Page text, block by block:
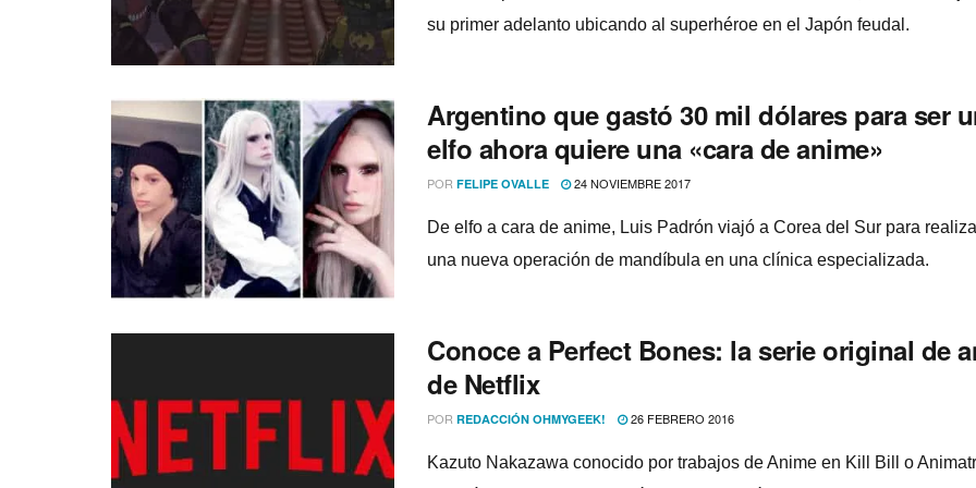
su primer adelanto ubicando al superhéroe en el Japón feudal.
Argentino que gastó 30 mil dólares para ser
elfo ahora quiere una «cara de anime»
POR FELIPE OVALLE 24 NOVIEMBRE 2017
De elfo a cara de anime, Luis Padrón viajó a Corea del Sur para
una nueva operación de mandí­bula en una clí­nica especializada.
Conoce a Perfect Bones: la serie original de
de Netflix
POR REDACCIÓN OHMYGEEK! 26 FEBRERO 2016
Kazuto Nakazawa conocido por trabajos de Anime en Kill Bill o